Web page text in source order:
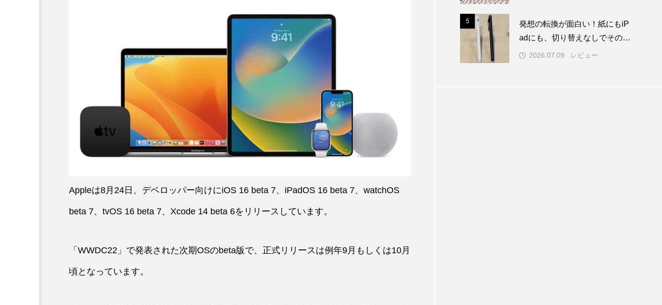
Appleは8月24日、デベロッパー向けにiOS 16 beta 7、iPadOS 16 beta 7、watchOS
beta 7、tvOS 16 beta 7、Xcode 14 beta 6をリリースしています。
「WWDC22」で発表された次期OSのbeta版で、正式リリースは例年9月もしくは10月
頃となっています。
5
発想の転換が面白い！紙にもiP
adにも、切り替えなしでそのま
ま書ける。ゼブラ「STYLUS 2
2026.07.09 レビュー